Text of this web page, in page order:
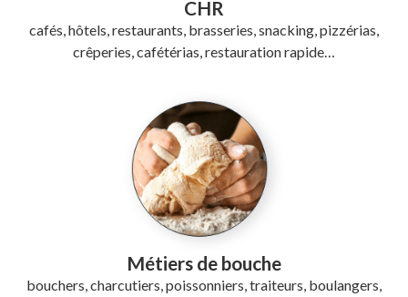
CHR
cafés, hôtels, restaurants, brasseries, snacking, pizzérias,
crêperies, cafétérias, restauration rapide…
Métiers de bouche
bouchers, charcutiers, poissonniers, traiteurs, boulangers,